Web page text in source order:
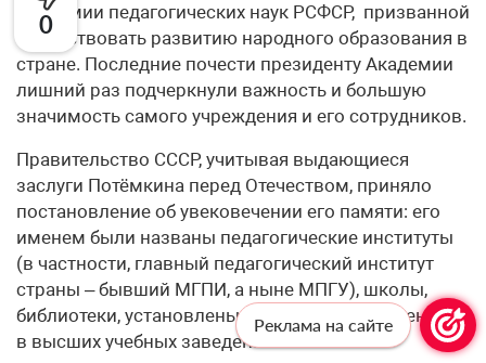
0
Академии педагогических наук РСФСР, призванной
содействовать развитию народного образования в
стране. Последние почести президенту Академии
лишний раз подчеркну­ли важность и большую
значимость самого учреждения и его сотруд­ников.
Правительство СССР, учитывая выдающиеся
заслуги Потёмкина перед Отечеством, приняло
постановление об увековечении его памяти: его
именем были названы педагогические институты
(в частности, главный педагогический институт
страны – бывший МГПИ, а ныне МПГУ), школы,
библиотеки, установлены специальные стипендии
в высших учебных заведениях.
Реклама на сайте